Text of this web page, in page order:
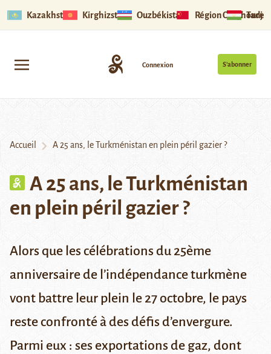
Kazakhstan Kirghizstan Ouzbékistan Région Ouïghoure
S’abonner
Connexion
Accueil A 25 ans, le Turkménistan en plein péril gazier ?
A 25 ans, le Turkménistan
en plein péril gazier ?
Alors que les célébrations du 25ème
anniversaire de l’indépendance turkmène
vont battre leur plein le 27 octobre, le pays
reste confronté à des défis d’envergure.
Parmi eux : ses exportations de gaz, dont